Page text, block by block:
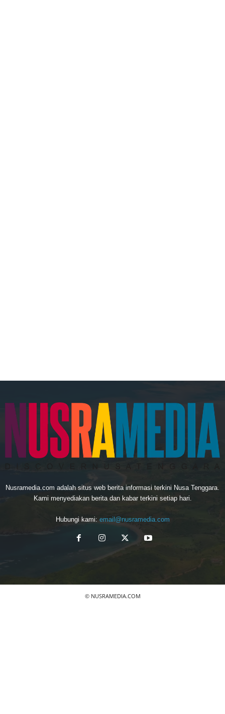
Nusramedia.com adalah situs web berita informasi terkini Nusa Tenggara.
Kami menyediakan berita dan kabar terkini setiap hari.
Hubungi kami: email@nusramedia.com
© NUSRAMEDIA.COM